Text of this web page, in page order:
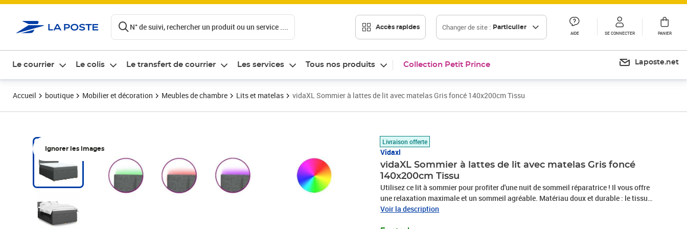
N° de suivi, rechercher un produit ou un service .... Accès rapides Changer de site : Particulier
AIDE SE CONNECTER PANIER
Le courrier Le colis Le transfert de courrier Les services Tous nos produits Collection Petit Prince Laposte.net
Accueil boutique Mobilier et décoration Meubles de chambre Lits et matelas vidaXL Sommier à lattes de lit avec matelas Gris foncé 140x200cm Tissu
Ignorer les images
Livraison offerte
Vidaxl
vidaXL Sommier à lattes de lit avec matelas Gris foncé
140x200cm Tissu
Utilisez ce lit à sommier pour profiter d'une nuit de sommeil réparatrice ! Il vous offre
une relaxation maximale et un sommeil agréable. Matériau doux et durable : le tissu
en polyester allie douceur, respirabilité et durabilité, vous garantissant un confort et
Voir la description
Prix 570,89€